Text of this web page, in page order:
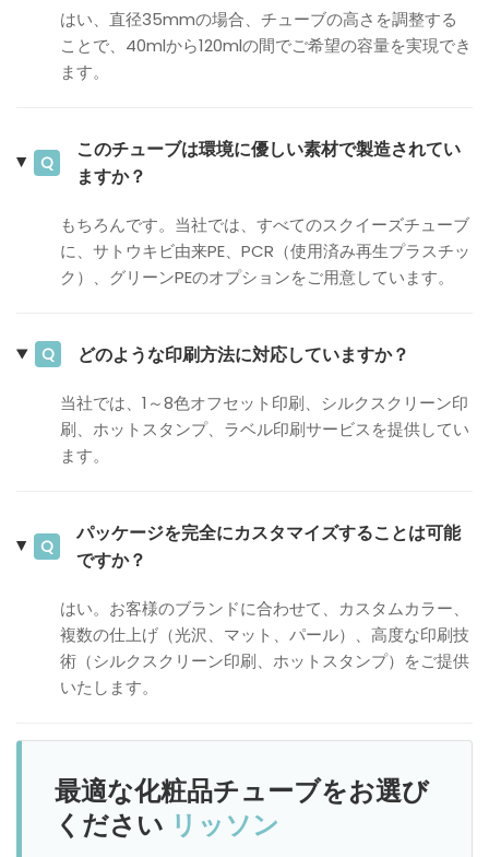
はい、直径35mmの場合、チューブの高さを調整する
ことで、40mlから120mlの間でご希望の容量を実現でき
ます。
Q
このチューブは環境に優しい素材で製造されてい
ますか？
もちろんです。当社では、すべてのスクイーズチューブ
に、サトウキビ由来PE、PCR（使用済み再生プラスチッ
ク）、グリーンPEのオプションをご用意しています。
Q どのような印刷方法に対応していますか？
当社では、1～8色オフセット印刷、シルクスクリーン印
刷、ホットスタンプ、ラベル印刷サービスを提供してい
ます。
Q
パッケージを完全にカスタマイズすることは可能
ですか？
はい。お客様のブランドに合わせて、カスタムカラー、
複数の仕上げ（光沢、マット、パール）、高度な印刷技
術（シルクスクリーン印刷、ホットスタンプ）をご提供
いたします。
最適な化粧品チューブをお選び
ください リッソン